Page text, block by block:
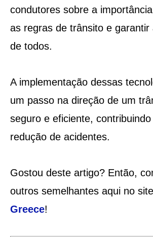
condutores sobre a
as regras de trânsito e garantir
de todos.
A implementação dessas
um passo na direção de um
seguro e eficiente,
redução de acidentes.
Gostou deste artigo? Então,
outros semelhantes aqui no site
Greece!